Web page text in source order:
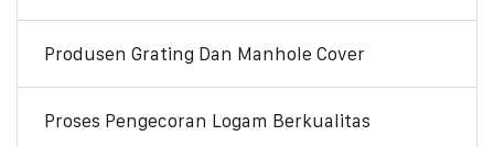
Produsen Grating Dan Manhole Cover
Proses Pengecoran Logam Berkualitas